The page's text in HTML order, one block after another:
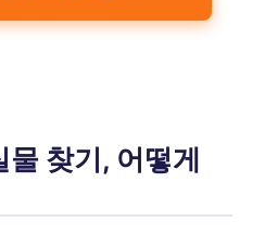
찾기, 어떻게